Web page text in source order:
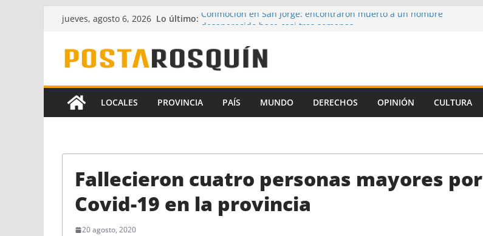
Saltar
contenido
jueves, agosto 6, 2026 Lo último: Conmoción en San Jorge: encontraron muerto a un hombre
Crece la hipótesis de un autor intelectual en el crimen de
Florencia Gómez
la Ley de Financiamiento Universitario
Identificaron a un preso de Santa Fe como uno de los
coautores del femicidio de Florencia Gómez
LOCALES PROVINCIA PAÍS MUNDO DERECHOS OPINIÓN CULTURA
Fallecieron cuatro personas mayores por
Covid-19 en la provincia
20 agosto, 2020